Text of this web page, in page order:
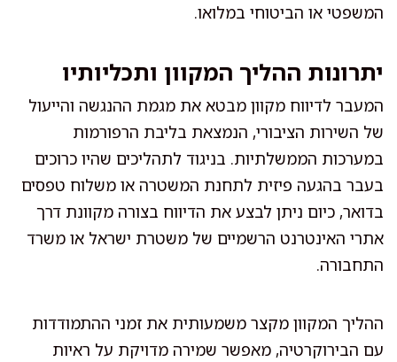
המשפטי או הביטוחי במלואו.
יתרונות ההליך המקוון ותכליותיו
המעבר לדיווח מקוון מבטא את מגמת ההנגשה והייעול
של השירות הציבורי, הנמצאת בליבת הרפורמות
במערכות הממשלתיות. בניגוד לתהליכים שהיו כרוכים
בעבר בהגעה פיזית לתחנת המשטרה או משלוח טפסים
בדואר, כיום ניתן לבצע את הדיווח בצורה מקוונת דרך
אתרי האינטרנט הרשמיים של משטרת ישראל או משרד
התחבורה.
ההליך המקוון מקצר משמעותית את זמני ההתמודדות
עם הבירוקרטיה, מאפשר שמירה מדויקת על ראיות